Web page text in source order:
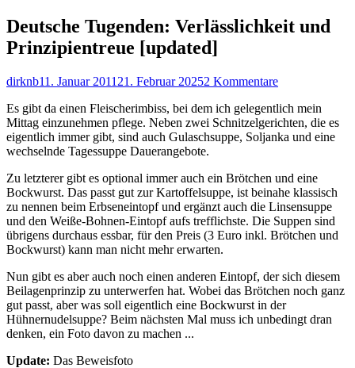
Deutsche Tugenden: Verlässlichkeit und
Prinzipientreue [updated]
Autor
dirknbVeröffentlicht
11. Januar 2011 21. Februar 20252 Kommentarezu
Tugenden:
Verlässlichkeit
und
Es gibt da einen Fleischerimbiss, bei dem ich gelegentlich mein
Mittag einzunehmen pflege. Neben zwei Schnitzelgerichten, die es
eigentlich immer gibt, sind auch Gulaschsuppe, Soljanka und eine
wechselnde Tagessuppe Dauerangebote.
Zu letzterer gibt es optional immer auch ein Brötchen und eine
Bockwurst. Das passt gut zur Kartoffelsuppe, ist beinahe klassisch
zu nennen beim Erbseneintopf und ergänzt auch die Linsensuppe
und den Weiße-Bohnen-Eintopf aufs trefflichste. Die Suppen sind
übrigens durchaus essbar, für den Preis (3 Euro inkl. Brötchen und
Bockwurst) kann man nicht mehr erwarten.
Nun gibt es aber auch noch einen anderen Eintopf, der sich diesem
Beilagenprinzip zu unterwerfen hat. Wobei das Brötchen noch ganz
gut passt, aber was soll eigentlich eine Bockwurst in der
Hühnernudelsuppe? Beim nächsten Mal muss ich unbedingt dran
denken, ein Foto davon zu machen ...
Update: Das Beweisfoto